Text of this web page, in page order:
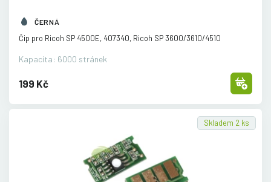
ČERNÁ
Čip pro Ricoh SP 4500E, 407340, Ricoh SP 3600/3610/4510
Kapacita: 6000 stránek
199 Kč
Skladem 2 ks